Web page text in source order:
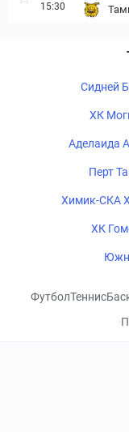
15:30
Сидней
ХК
Аделаида
Перт
Химик-СКА
ХК
ФутболТеннис